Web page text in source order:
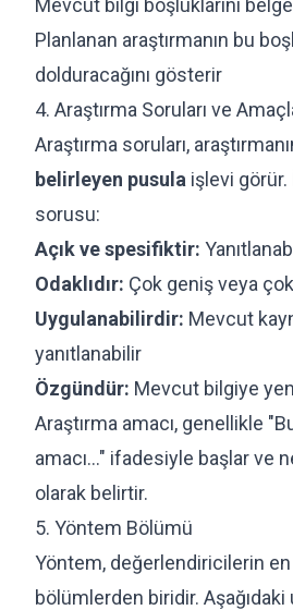
Planlanan araştırmanın bu
dolduracağını gösterir
4. Araştırma Soruları ve
Araştırma soruları,
belirleyen pusula işlevi görür.
sorusu:
Açık ve spesifiktir:
Odaklıdır: Çok geniş veya
Uygulanabilirdir: Mevcut
yanıtlanabilir
Özgündür: Mevcut bilgiye
Araştırma amacı, genellikle
amacı..." ifadesiyle başlar ve
olarak belirtir.
5. Yöntem Bölümü
Yöntem, değerlendiricilerin
bölümlerden biridir. Aşağıdaki